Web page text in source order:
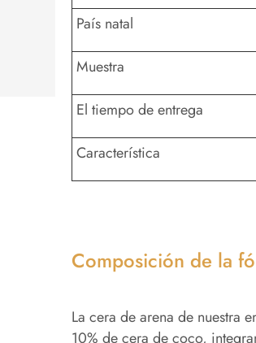
País natal
Muestra
El tiempo de entrega
Característica
Composición de la
La cera de arena de nuestra
10% de cera de coco,